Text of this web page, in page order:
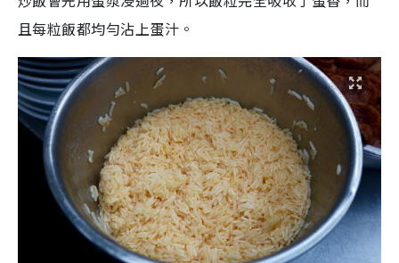
且每粒飯都均勻沾上蛋汁。